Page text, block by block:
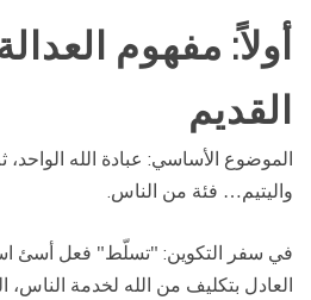
أولاً: مفهوم
القديم
الموضوع الأساسي: عبادة الله الواحد،
واليتيم… فئة من الناس.
في سفر التكوين: "تسلّط" فعل أسئ
العادل بتكليف من الله لخدمة الناس،